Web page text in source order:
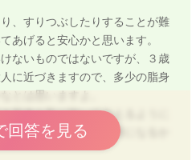
、すりつぶしたりすることが難
あげると安心かと思います。
ないものではないですが、３歳
に近づきますので、多少の脂身
なとは思いますよ。
脂身を取り除いて与えるように
ないのでご家庭の判断になるか
回答を見る